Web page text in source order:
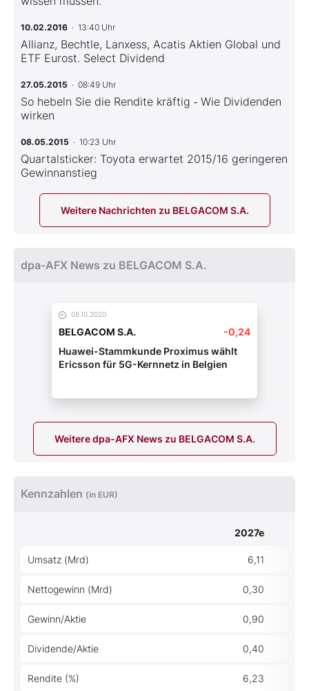
10.02.2016 · 13:40 Uhr
Allianz, Bechtle, Lanxess, Acatis Aktien Global und
ETF Eurost. Select Dividend
27.05.2015 · 08:49 Uhr
So hebeln Sie die Rendite kräftig ‑ Wie Dividenden
wirken
08.05.2015 · 10:23 Uhr
Quartalsticker: Toyota erwartet 2015/16 geringeren
Gewinnanstieg
Weitere Nachrichten zu BELGACOM S.A.
dpa-AFX News zu BELGACOM S.A.
09.10.2020
BELGACOM S.A.
-0,24
Huawei-Stammkunde Proximus wählt
Ericsson für 5G-Kernnetz in Belgien
Weitere dpa-AFX News zu BELGACOM S.A.
Kennzahlen (in EUR)
2027e
Umsatz (Mrd) 6,11
Nettogewinn (Mrd) 0,30
Gewinn/Aktie 0,90
Dividende/Aktie 0,40
Rendite (%) 6,23